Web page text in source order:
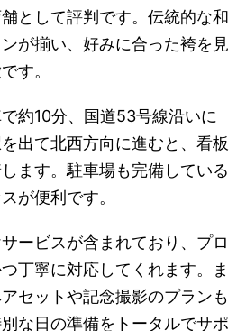
として評判です。伝統的な和
が揃い、好みに合った袴を見
す。
約10分、国道53号線沿いに
出て北西方向に進むと、看板
ます。駐車場も完備している
が便利です。
ービスが含まれており、プロ
丁寧に対応してくれます。ま
セットや記念撮影のプランも
な日の準備をトータルでサポ